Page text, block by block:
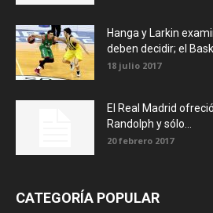
Hanga y Larkin
deben decidir; el
18 julio 2017
El Real Madrid
Randolph y sólo...
20 febrero 2017
CATEGORÍA POPULAR